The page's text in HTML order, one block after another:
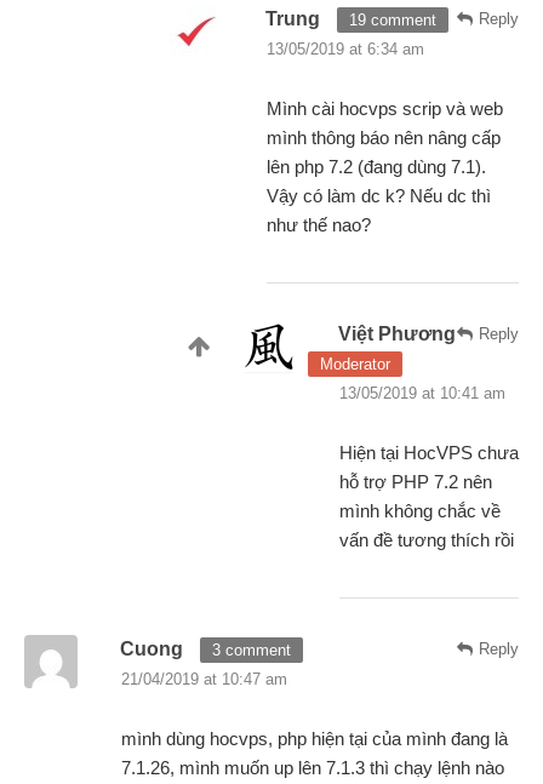
Reply
Trung
19 comment
13/05/2019 at 6:34 am
Mình cài hocvps scrip và web
mình thông báo nên nâng cấp
lên php 7.2 (đang dùng 7.1).
Vậy có làm dc k? Nếu dc thì
như thế nao?
Reply
Việt Phương
Moderator
13/05/2019 at 10:41 am
Hiện tại HocVPS chưa
hỗ trợ PHP 7.2 nên
mình không chắc về
vấn đề tương thích rồi
Reply
Cuong
3 comment
21/04/2019 at 10:47 am
mình dùng hocvps, php hiện tại của mình đang là
7.1.26, mình muốn up lên 7.1.3 thì chạy lệnh nào